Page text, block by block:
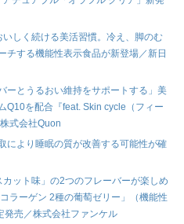
しく続ける美活習慣。冷え、脚のむ
チする機能性表示食品が新登場／新日
ーとうるおい維持をサポートする」美
Q10を配合『feat. Skin cycle（フィー
式会社Quon
により睡眠の質が改善する可能性が確
ット味」の2つのフレーバーが楽しめ
ラーゲン 2種の葡萄ゼリー」（機能性
発売／株式会社ファンケル